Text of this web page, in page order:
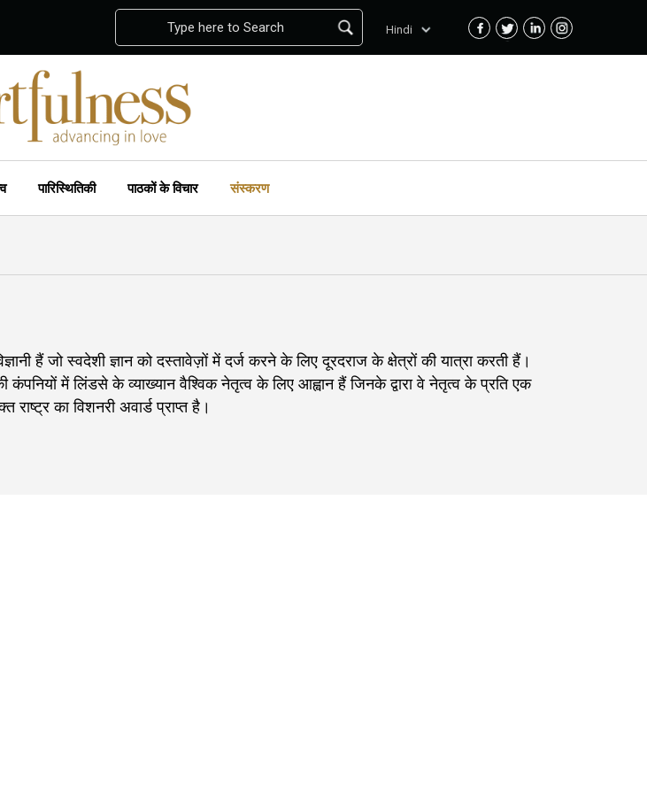
Type here to Search Hindi
पारिस्थितिकी पाठकों के विचार संस्करण
हैं जो स्वदेशी ज्ञान को दस्तावेज़ों में दर्ज करने के लिए दूरदराज के क्षेत्रों की यात्रा करती हैं।
कंपनियों में लिंडसे के व्याख्यान वैश्विक नेतृत्व के लिए आह्वान हैं जिनके द्वारा वे नेतृत्व के प्रति एक
का विशनरी अवार्ड प्राप्त है।